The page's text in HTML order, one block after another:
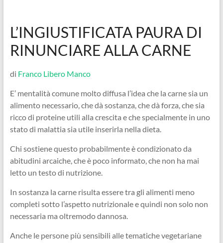
L’INGIUSTIFICATA PAURA DI
RINUNCIARE ALLA CARNE
di Franco Libero Manco
E’ mentalità comune molto diffusa l’idea che la carne sia un
alimento necessario, che dà sostanza, che dà forza, che sia
ricco di proteine utili alla crescita e che specialmente in uno
stato di malattia sia utile inserirla nella dieta.
Chi sostiene questo probabilmente è condizionato da
abitudini arcaiche, che è poco informato, che non ha mai
letto un testo di nutrizione.
In sostanza la carne risulta essere tra gli alimenti meno
completi sotto l’aspetto nutrizionale e quindi non solo non
necessaria ma oltremodo dannosa.
Anche le persone più sensibili alle tematiche vegetariane